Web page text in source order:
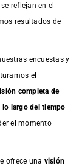
reflejan en el
resultados de
encuestasy
el
completa de
lo largo del tiempo
el momento
ofrece una visión